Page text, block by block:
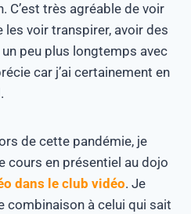
C’est très agréable de voir
les voir transpirer, avoir des
peu plus longtemps avec
car j’ai certainement en
de cette pandémie, je
cours en présentiel au dojo
dans le club vidéo. Je
combinaison à celui qui sait